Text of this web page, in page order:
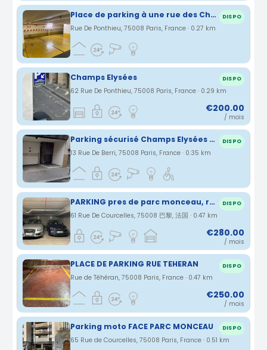
Place de parking à une rue des Champs Élysée DISPO
Rue De Ponthieu, 75008 Paris, France · 0.27 km
Champs Elysées DISPO
62 Rue De Ponthieu, 75008 Paris, France · 0.29 km
€200.00
/ mois
Parking sécurisé Champs Elysées - 13 rue de Berri - Paris 8 - 75008 DISPO
13 Rue De Berri, 75008 Paris, France · 0.35 km
PARKING pres de parc monceau, rue courcelles DISPO
61 Rue De Courcelles, 75008 巴黎, 法国 · 0.47 km
€280.00
/ mois
PLACE DE PARKING RUE TEHERAN DISPO
Rue de Téhéran, 75008 Paris, France · 0.47 km
€250.00
/ mois
Parking moto FACE PARC MONCEAU DISPO
65 Rue de Courcelles, 75008 Paris, France · 0.51 km